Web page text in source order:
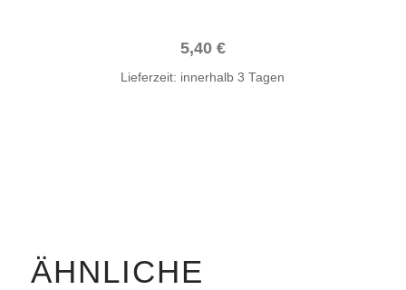
5,40 €
Lieferzeit: innerhalb 3 Tagen
ÄHNLICHE